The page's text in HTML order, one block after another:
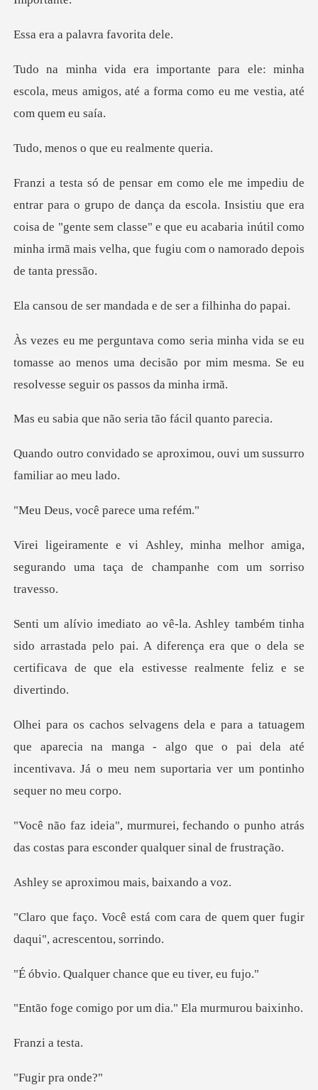
palavra fav
e: minha
escola, meus amigos, até a forma
o que eu rea
ça da escola. Insistiu que era
coisa de "gente sem classe" e que eu acabaria inú
mandada e de ser a
se eu
tomasse ao menos uma decisão por mim mesma
não seria tão fác
aproximou, ouvi um sussu
você parece
a melhor amiga,
segurando uma taça d
o arrastada pelo pai. A diferença era que o dela se
certif
aparecia na manga - algo que o pai dela até
incentivava. J
ando o punho atrás
das costas para e
ximou mais, ba
om cara de quem quer fugir
d
er chance que eu
por um dia." Ela
i a t
r pra